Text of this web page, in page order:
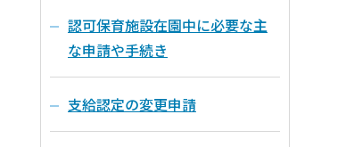
認可保育施設在園中に必要な主
な申請や手続き
支給認定の変更申請